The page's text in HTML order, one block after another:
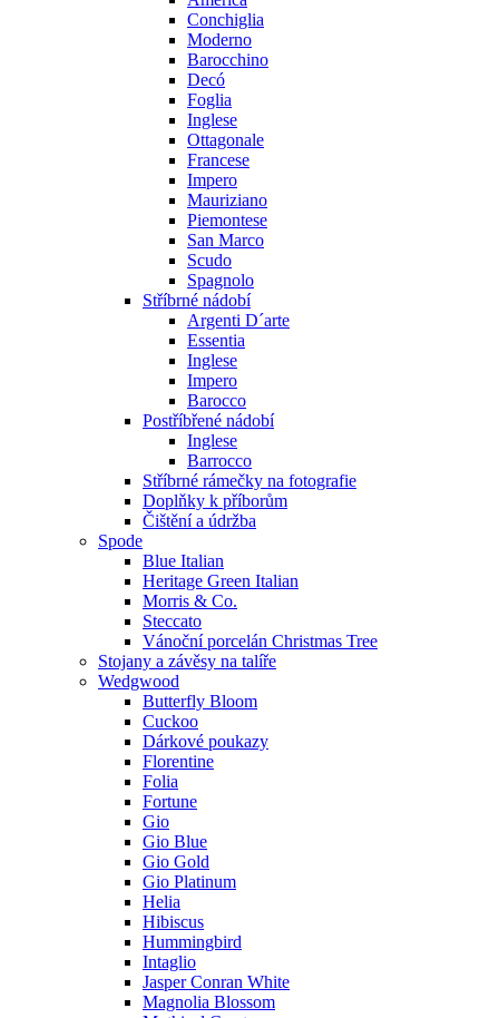
Conchiglia
Moderno
Barocchino
Decó
Foglia
Inglese
Ottagonale
Francese
Impero
Mauriziano
Piemontese
San Marco
Scudo
Spagnolo
Stříbrné nádobí
Argenti D´arte
Essentia
Inglese
Impero
Barocco
Postříbřené nádobí
Inglese
Barrocco
Stříbrné rámečky na fotografie
Doplňky k příborům
Čištění a údržba
Spode
Blue Italian
Heritage Green Italian
Morris & Co.
Steccato
Vánoční porcelán Christmas Tree
Stojany a závěsy na talíře
Wedgwood
Butterfly Bloom
Cuckoo
Dárkové poukazy
Florentine
Folia
Fortune
Gio
Gio Blue
Gio Gold
Gio Platinum
Helia
Hibiscus
Hummingbird
Intaglio
Jasper Conran White
Magnolia Blossom